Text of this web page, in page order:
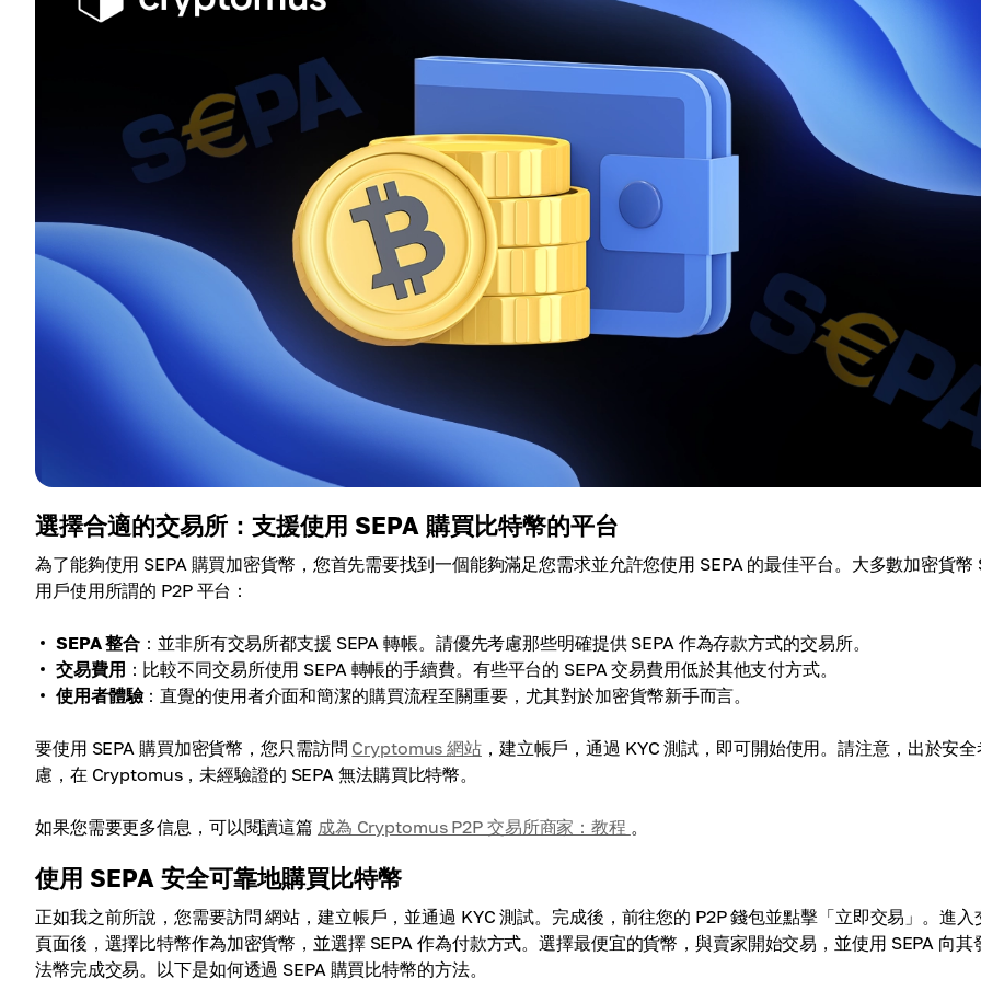
選擇合適的交易所：支援使用 SEPA 購買比特幣的平台
為了能夠使用 SEPA 購買加密貨幣，您首先需要找到一個能夠滿足您需求並允許您使用 SEPA 的最佳平台。大多數加密貨幣
用戶使用所謂的 P2P 平台：
SEPA 整合 ：並非所有交易所都支援 SEPA 轉帳。請優先考慮那些明確提供 SEPA 作為存款方式的交易所。
交易費用 ：比較不同交易所使用 SEPA 轉帳的手續費。有些平台的 SEPA 交易費用低於其他支付方式。
使用者體驗：直覺的使用者介面和簡潔的購買流程至關重要，尤其對於加密貨幣新手而言。
要使用 SEPA 購買加密貨幣，您只需訪問 Cryptomus 網站，建立帳戶，通過 KYC 測試，即可開始使用。請注意，出於安全
慮，在 Cryptomus，未經驗證的 SEPA 無法購買比特幣。
如果您需要更多信息，可以閱讀這篇 成為 Cryptomus P2P 交易所商家：教程 。
使用 SEPA 安全可靠地購買比特幣
正如我之前所說，您需要訪問 網站，建立帳戶，並通過 KYC 測試。完成後，前往您的 P2P 錢包並點擊「立即交易」。進入
頁面後，選擇比特幣作為加密貨幣，並選擇 SEPA 作為付款方式。選擇最便宜的貨幣，與賣家開始交易，並使用 SEPA 向其
法幣完成交易。以下是如何透過 SEPA 購買比特幣的方法。